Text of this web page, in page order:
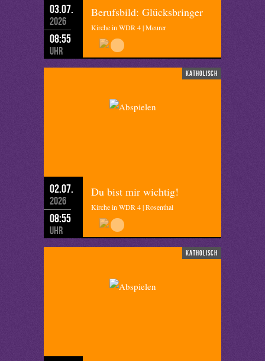
03.07.
2026
08:55
Uhr
Berufsbild: Glücksbringer
Kirche in WDR 4 | Meurer
katholisch
02.07.
2026
08:55
Uhr
Du bist mir wichtig!
Kirche in WDR 4 | Rosenthal
katholisch